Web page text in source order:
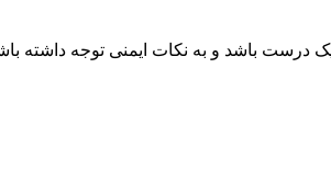
درست باشد و به نکات ایمنی توجه داشته